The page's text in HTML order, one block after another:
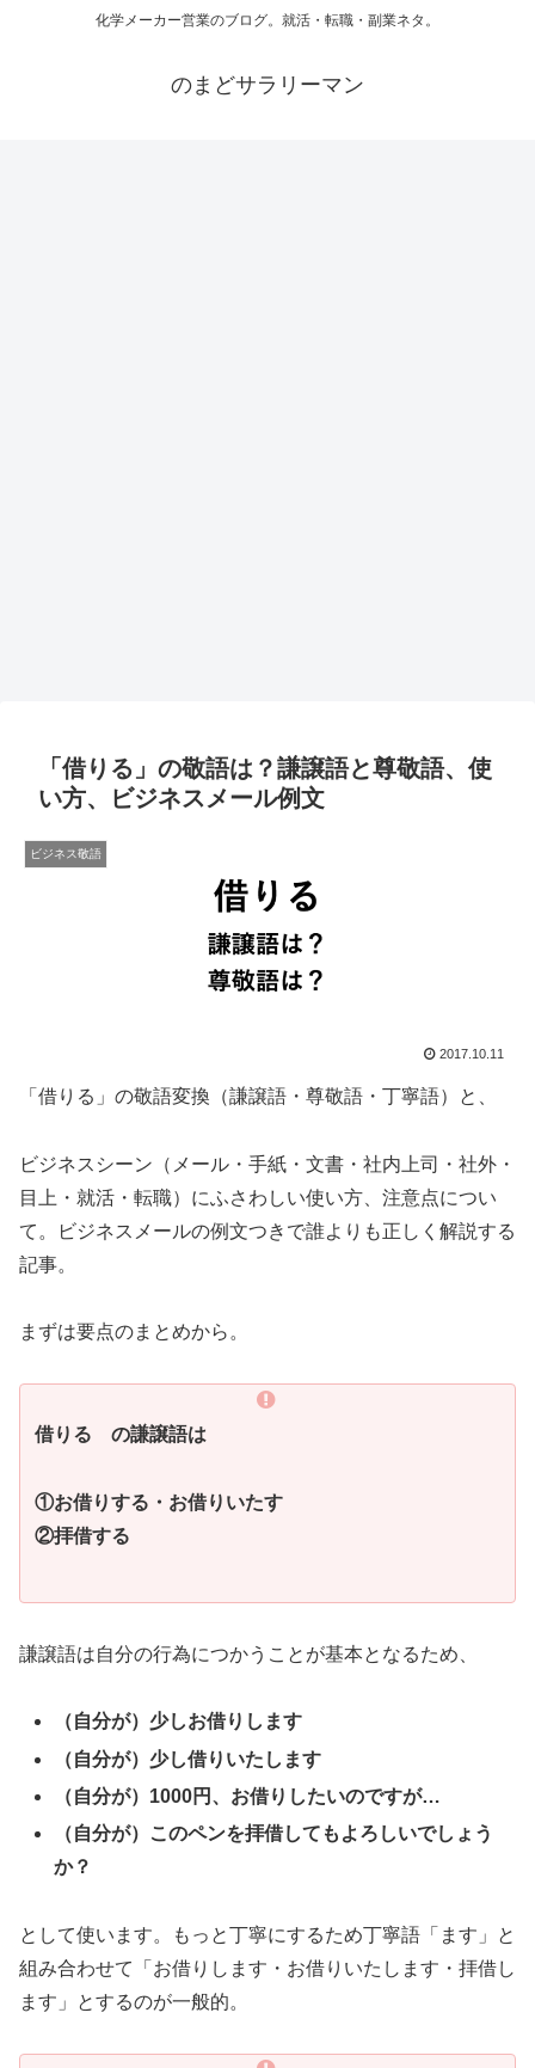
化学メーカー営業のブログ。就活・転職・副業ネタ。
のまどサラリーマン
「借りる」の敬語は？謙譲語と尊敬語、使
い方、ビジネスメール例文
ビジネス敬語
2017.10.11
「借りる」の敬語変換（謙譲語・尊敬語・丁寧語）と、
ビジネスシーン（メール・手紙・文書・社内上司・社外・
目上・就活・転職）にふさわしい使い方、注意点につい
て。ビジネスメールの例文つきで誰よりも正しく解説する
記事。
まずは要点のまとめから。
借りる の謙譲語は
①お借りする・お借りいたす
②拝借する
謙譲語は自分の行為につかうことが基本となるため、
（自分が）少しお借りします
（自分が）少し借りいたします
（自分が）1000円、お借りしたいのですが…
（自分が）このペンを拝借してもよろしいでしょう
か？
として使います。もっと丁寧にするため丁寧語「ます」と
組み合わせて「お借りします・お借りいたします・拝借し
ます」とするのが一般的。